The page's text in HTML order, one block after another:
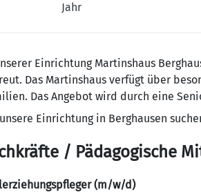
Jahr
Einrichtung Martinshaus
Das Martinshaus verfügt über
Das Angebot wird durch eine
Einrichtung in Berghausen
/ Pädagogische
(m/w/d)